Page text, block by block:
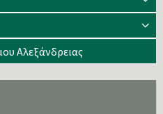
Αλεξάνδρειας